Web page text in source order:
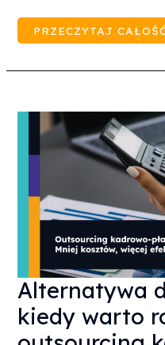
PRZECZYTAJ
Alternatywa
kiedy warto
ALTERNATYWA
DLA
KADROWEJ
–
KIEDY
WARTO